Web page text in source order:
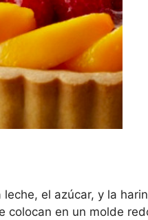
el azúcar, y la
colocan en un molde